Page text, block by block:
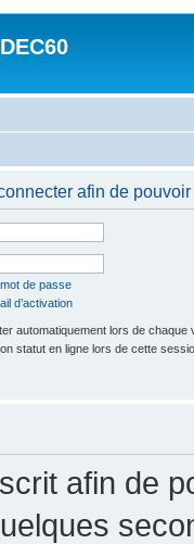
afin de
de passe
d’activation
automatiquement lors de chaque
statut en ligne lors de cette
afin de